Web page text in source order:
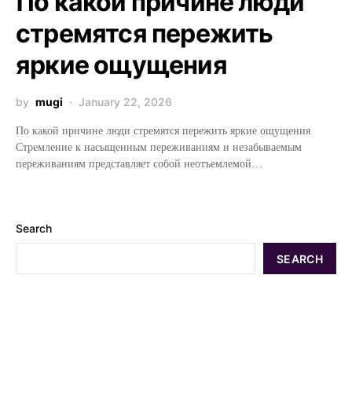
стремятся пережить
яркие ощущения
by mugi January 22, 2026
По какой причине люди стремятся пережить яркие ощущения
Стремление к насыщенным переживаниям и незабываемым
переживаниям представляет собой неотъемлемой…
Search
SEARCH